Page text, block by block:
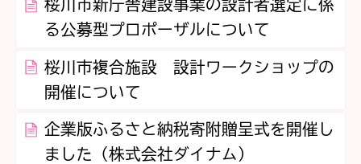
桜川市新庁舎建設事業の設計者選定に係
る公募型プロポーザルについて
桜川市複合施設 設計ワークショップの
開催について
企業版ふるさと納税寄附贈呈式を開催し
ました（株式会社ダイナム）